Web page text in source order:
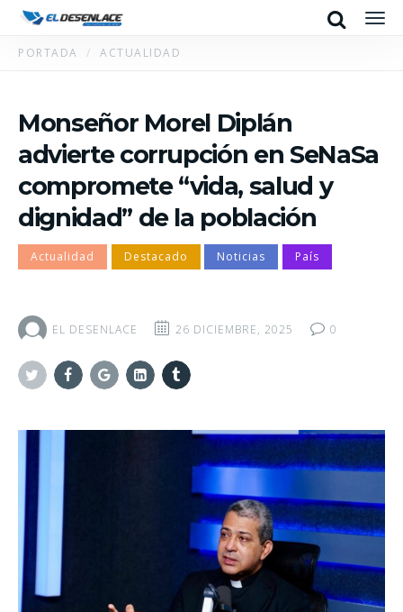
Search
PORTADA ACTUALIDAD
Monseñor Morel Diplán
advierte corrupción en SeNaSa
compromete “vida, salud y
dignidad” de la población
Actualidad Destacado Noticias País
EL DESENLACE 26 DICIEMBRE, 2025 0